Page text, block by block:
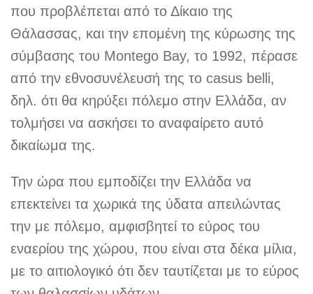
που προβλέπεται από το Δίκαιο της
Θάλασσας, και την επομένη της κύρωσης της
σύμβασης του Montego Bay, το 1992, πέρασε
από την εθνοσυνέλευσή της το casus belli,
δηλ. ότι θα κηρύξει πόλεμο στην Ελλάδα, αν
τολμήσει να ασκήσει το αναφαίρετο αυτό
δικαίωμα της.
Την ώρα που εμποδίζει την Ελλάδα να
επεκτείνει τα χωρικά της ύδατα απειλώντας
την με πόλεμο, αμφισβητεί το εύρος του
εναερίου της χώρου, που είναι στα δέκα μίλια,
με το αιτιολογικό ότι δεν ταυτίζεται με το εύρος